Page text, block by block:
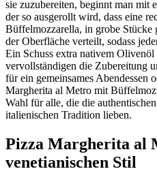
sie zuzubereiten, beginnt man mit
der so ausgerollt wird, dass eine
Büffelmozzarella, in grobe
der Oberfläche verteilt, sodass
Ein Schuss extra nativem Olivenöl
vervollständigen die Zubereitung
für ein gemeinsames Abendessen
Margherita al Metro mit
Wahl für alle, die die
italienischen Tradition lieben.
Pizza Margherita al
venetianischen Stil